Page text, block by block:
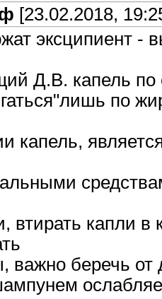
[23.02.2018,
эксципиент -
Д.В. капель по
по
капель,
втирать капли в
важно беречь от